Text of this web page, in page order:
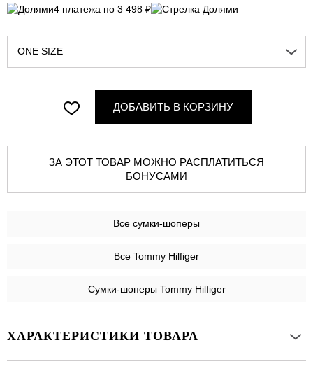
4 платежа по 3 498 ₽
ONE SIZE
ДОБАВИТЬ В КОРЗИНУ
ЗА ЭТОТ ТОВАР МОЖНО РАСПЛАТИТЬСЯ
БОНУСАМИ
Все сумки-шоперы
Все Tommy Hilfiger
Сумки-шоперы Tommy Hilfiger
ХАРАКТЕРИСТИКИ ТОВАРА